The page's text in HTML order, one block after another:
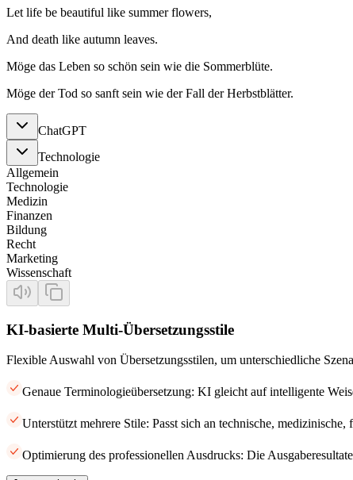
Let life be beautiful like summer flowers,
And death like autumn leaves.
Möge das Leben so schön sein wie die Sommerblüte.
Möge der Tod so sanft sein wie der Fall der Herbstblätter.
ChatGPT
Technologie
Allgemein
Technologie
Medizin
Finanzen
Bildung
Recht
Marketing
Wissenschaft
KI-basierte Multi-Übersetzungsstile
Flexible Auswahl von Übersetzungsstilen, um unterschiedliche
Genaue Terminologieübersetzung: KI gleicht auf intelligente
Unterstützt mehrere Stile: Passt sich an technische,
Optimierung des professionellen Ausdrucks: Die